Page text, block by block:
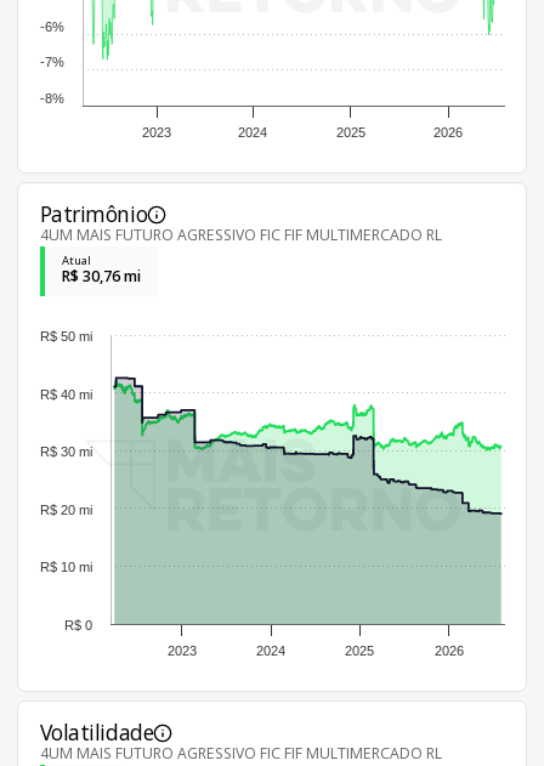
2023 2024 2025 2026
-8%
-7%
-6%
Patrimônio
4UM MAIS FUTURO AGRESSIVO FIC FIF MULTIMERCADO RL
Atual
R$ 30,76 mi
2023 2024 2025 2026
R$ 0
R$ 10 mi
R$ 20 mi
R$ 30 mi
R$ 40 mi
R$ 50 mi
Volatilidade
4UM MAIS FUTURO AGRESSIVO FIC FIF MULTIMERCADO RL